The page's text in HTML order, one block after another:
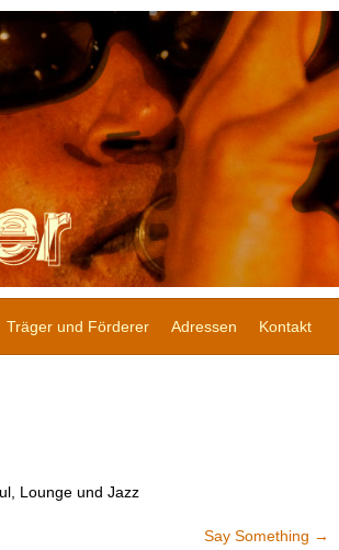
Träger und Förderer Adressen Kontakt
Lounge und Jazz
Say Something →